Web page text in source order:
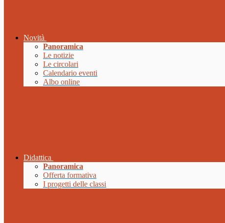
Novità
Panoramica
Le notizie
Le circolari
Calendario eventi
Albo online
Didattica
Panoramica
Offerta formativa
I progetti delle classi